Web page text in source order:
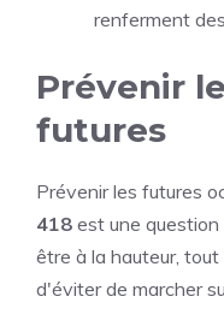
renferment
Prévenir
futures
Prévenir les futures
418 est une question
être à la hauteur,
d'éviter de marcher